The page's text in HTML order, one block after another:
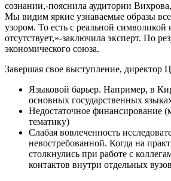
сознании,-пояснила аудитории
Мы видим яркие узнаваемые образы
узором. То есть с реальной
отсутствует,»-заключила эксперт. По
экономического союза.
Завершая свое выступление,
Языковой барьер. Например, в
основных государственных
Недостаточное финансирование
тематику)
Слабая вовлеченность
невостребованной. Когда на
столкнулись при работе с
контактов внутри отдельных